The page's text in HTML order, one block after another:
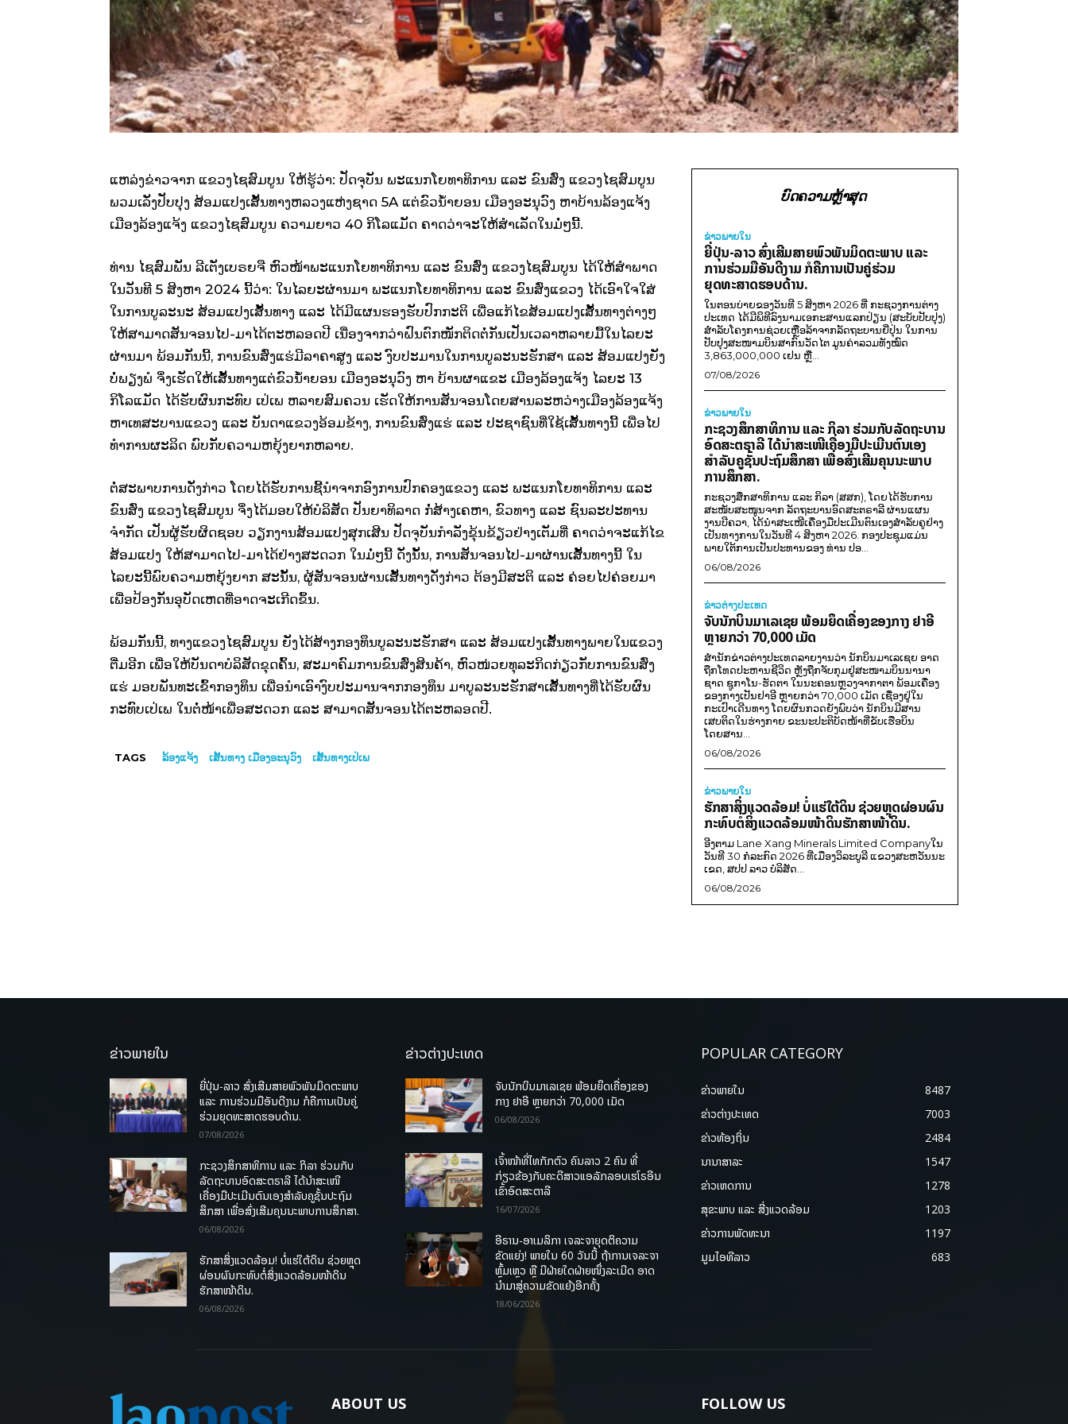
ແຫລ່ງຂ່າວຈາກ ແຂວງໄຊສົມບູນ ໃຫ້ຮູ້ວ່າ: ປັດຈຸບັນ ພະແນກໂຍທາທິການ ແລະ ຂົນສົ່ງ ແຂວງໄຊສົມບູນ
ພວມເລັ່ງປັບປຸງ ສ້ອມແປງເສັ້ນທາງຫລວງແຫ່ງຊາດ 5A ແຕ່ຂົວນໍ້າຍອນ ເມືອງອະນຸວົງ ຫາບ້ານລ້ອງແຈ້ງ
ເມືອງລ້ອງແຈ້ງ ແຂວງໄຊສົມບູນ ຄວາມຍາວ 40 ກິໂລແມັດ ຄາດວ່າຈະໃຫ້ສໍາເລັດໃນມໍ່ໆນີ້.
ທ່ານ ໄຊສົມພັນ ລີເຕັງເບຣຍຈື ຫົວໜ້າພະແນກໂຍທາທິການ ແລະ ຂົນສົ່ງ ແຂວງໄຊສົມບູນ ໄດ້ໃຫ້ສຳພາດ
ໃນວັນທີ 5 ສິງຫາ 2024 ນີ້ວ່າ: ໃນໄລຍະຜ່ານມາ ພະແນກໂຍທາທິການ ແລະ ຂົນສົ່ງແຂວງ ໄດ້ເອົາໃຈໃສ່
ໃນການບູລະນະ ສ້ອມແປງເສັ້ນທາງ ແລະ ໄດ້ມີແຜນຮອງຮັບປົກກະຕິ ເພື່ອແກ້ໄຂສ້ອມແປງເສັ້ນທາງຕ່າງໆ
ໃຫ້ສາມາດສັນຈອນໄປ-ມາໄດ້ຕະຫລອດປີ ເນື່ອງຈາກວ່າຝົນຕົກໜັກຕິດຕໍ່ກັນເປັນເວລາຫລາຍມື້ໃນໄລຍະ
ຜ່ານມາ ພ້ອມກັນນີ້, ການຂົນສົ່ງແຮ່ມີລາຄາສູງ ແລະ ງົບປະມານໃນການບູລະນະຮັກສາ ແລະ ສ້ອມແປງຍັງ
ບໍ່ພຽງພໍ ຈຶ່ງເຮັດໃຫ້ເສັ້ນທາງແຕ່ຂົວນໍ້າຍອນ ເມືອງອະນຸວົງ ຫາ ບ້ານຜາແຂະ ເມືອງລ້ອງແຈ້ງ ໄລຍະ 13
ກິໂລແມັດ ໄດ້ຮັບຜົນກະທົບ ເປ່ເພ ຫລາຍສົມຄວນ ເຮັດໃຫ້ການສັນຈອນໂດຍສານລະຫວ່າງເມືອງລ້ອງແຈ້ງ
ຫາເທສະບານແຂວງ ແລະ ບັນດາແຂວງອ້ອມຂ້າງ, ການຂົນສົ່ງແຮ່ ແລະ ປະຊາຊົນທີ່ໃຊ້ເສັ້ນທາງນີ້ ເພື່ອໄປ
ທຳການຜະລິດ ພົບກັບຄວາມຫຍຸ້ງຍາກຫລາຍ.
ຕໍ່ສະພາບການດັ່ງກ່າວ ໂດຍໄດ້ຮັບການຊີ້ນຳຈາກອົງການປົກຄອງແຂວງ ແລະ ພະແນກໂຍທາທິການ ແລະ
ຂົນສົ່ງ ແຂວງໄຊສົມບູນ ຈຶ່ງໄດ້ມອບໃຫ້ບໍລິສັດ ປັນຍາທິລາດ ກໍ່ສ້າງເຄຫາ, ຂົວທາງ ແລະ ຊົນລະປະທານ
ຈຳກັດ ເປັນຜູ້ຮັບຜິດຊອບ ວຽກງານສ້ອມແປງສຸກເສີນ ປັດຈຸບັນກຳລັງຂຸ້ນຂ້ຽວຢ່າງເຕັມທີ່ ຄາດວ່າຈະແກ້ໄຂ
ສ້ອມແປງ ໃຫ້ສາມາດໄປ-ມາໄດ້ຢ່າງສະດວກ ໃນມໍ່ໆນີ້ ດັ່ງນັ້ນ, ການສັນຈອນໄປ-ມາຜ່ານເສັ້ນທາງນີ້ ໃນ
ໄລຍະນີ້ພົບຄວາມຫຍຸ້ງຍາກ ສະນັ້ນ, ຜູ້ສັນຈອນຜ່ານເສັ້ນທາງດັ່ງກ່າວ ຕ້ອງມີສະຕິ ແລະ ຄ່ອຍໄປຄ່ອຍມາ
ເພື່ອປ້ອງກັນອຸບັດເຫດທີ່ອາດຈະເກີດຂຶ້ນ.
ພ້ອມກັນນີ້, ທາງແຂວງໄຊສົມບູນ ຍັງໄດ້ສ້າງກອງທຶນບູລະນະຮັກສາ ແລະ ສ້ອມແປງເສັ້ນທາງພາຍໃນແຂວງ
ຕື່ມອີກ ເພື່ອໃຫ້ບັນດາບໍລິສັດຂຸດຄົ້ນ, ສະມາຄົມການຂົນສົ່ງສິນຄ້າ, ຫົວໜ່ວຍທຸລະກິດກ່ຽວກັບການຂົນສົ່ງ
ແຮ່ ມອບພັນທະເຂົ້າກອງທຶນ ເພື່ອນໍາເອົາງົບປະມານຈາກກອງທຶນ ມາບູລະນະຮັກສາເສັ້ນທາງທີ່ໄດ້ຮັບຜົນ
ກະທົບເປ່ເພ ໃນຕໍ່ໜ້າເພື່ອສະດວກ ແລະ ສາມາດສັນຈອນໄດ້ຕະຫລອດປີ.
TAGS ລ້ອງແຈ້ງ ເສັ້ນທາງ ເມືອງອະນຸວົງ ເສັ້ນທາງເປ່ເພ
ບົດຄວາມຫຼ້າສຸດ
ຂ່າວພາຍ​ໃນ
ຍີ່ປຸ່ນ-ລາວ ສົ່ງເສີມສາຍພົວພັນມິດຕະພາບ ແລະ
ການຮ່ວມມືອັນດີງາມ ກໍຄືການເປັນຄູ່ຮ່ວມ
ຍຸດທະສາດຮອບດ້ານ.
ໃນຕອນບ່າຍຂອງວັນທີ 5 ສິງຫາ 2026 ທີ່ ກະຊວງການຕ່າງ
ປະເທດ ໄດ້ມີພິທີລົງນາມເອກະສານແລກປ່ຽນ (ສະບັບປັບປຸງ)
ສໍາລັບໂຄງການຊ່ວຍເຫຼືອລ້າຈາກລັດຖະບານຍີ່ປຸ່ນ ໃນການ
ປັບປຸງສະໜາມບິນສາກົນວັດໄຕ ມູນຄ່າລວມທັງໝົດ
3,863,000,000 ເຢນ ຫຼື...
07/08/2026
ຂ່າວພາຍ​ໃນ
ກະຊວງສຶກສາທິການ ແລະ ກິລາ ຮ່ວມກັບລັດຖະບານ
ອົດສະຕຣາລີ ໄດ້ນຳສະເໜີເຄື່ອງມືປະເມີນຕົນເອງ
ສຳລັບຄູຊັ້ນປະຖົມສຶກສາ ເພື່ອສົ່ງເສີມຄຸນນະພາບ
ການສຶກສາ.
ກະຊວງສຶກສາທິການ ແລະ ກິລາ (ສສກ), ໂດຍໄດ້ຮັບການ
ສະໜັບສະໜູນຈາກ ລັດຖະບານອົດສະຕຣາລີ ຜ່ານແຜນ
ງານບີຄວາ, ໄດ້ນຳສະເໜີເຄື່ອງມືປະເມີນຕົນເອງສຳລັບຄູຢ່າງ
ເປັນທາງການໃນວັນທີ 4 ສິງຫາ 2026. ກອງປະຊຸມແມ່ນ
ພາຍໃຕ້ການເປັນປະທານຂອງ ທ່ານ ປອ...
06/08/2026
ຂ່າວຕ່າງປະເທດ
ຈັບນັກບິນມາເລເຊຍ ພ້ອມຍຶດເຄື່ອງຂອງກາງ ຢາອີ
ຫຼາຍກວ່າ 70,000 ເມັດ
ສຳນັກຂ່າວຕ່າງປະເທດລາຍງານວ່າ ນັກບິນມາເລເຊຍ ອາດ
ຖືກໂທດປະຫານຊີວິດ ຫຼັງຖືກຈັບກຸມຢູ່ສະໜາມບິນນານາ
ຊາດ ຊູກາໂນ-ຮັດຕາ ໃນນະຄອນຫຼວງຈາກາຕາ ພ້ອມເຄື່ອງ
ຂອງກາງເປັນຢາອີ ຫຼາຍກວ່າ 70,000 ເມັດ ເຊື່ອງຢູ່ໃນ
ກະເປົາເດີນທາງ ໂດຍຜົນກວດຍັງພົບວ່າ ນັກບິນມີສານ
ເສບຕິດໃນຮ່າງກາຍ ຂະນະປະຕິບັດໜ້າທີ່ຂັບເຮືອບິນ
ໂດຍສານ...
06/08/2026
ຂ່າວພາຍ​ໃນ
ຮັກສາສິ່ງແວດລ້ອມ! ບໍ່ແຮ່ໃຕ້ດິນ ຊ່ວຍຫຼຸດຜ່ອນຜົນ
ກະທົບຕໍ່ສິ່ງແວດລ້ອມໜ້າດິນຮັກສາໜ້າດິນ.
ອີງຕາມ Lane Xang Minerals Limited Companyໃນ
ວັນທີ 30 ກໍລະກົດ 2026 ທີ່ເມືອງວິລະບູລີ ແຂວງສະຫວັນນະ
ເຂດ, ສປປ ລາວ ບໍລິສັດ...
06/08/2026
ຂ່າວພາຍໃນ
ຍີ່ປຸ່ນ-ລາວ ສົ່ງເສີມສາຍພົວພັນມິດຕະພາບ
ແລະ ການຮ່ວມມືອັນດີງາມ ກໍຄືການເປັນຄູ່
ຮ່ວມຍຸດທະສາດຮອບດ້ານ.
07/08/2026
ກະຊວງສຶກສາທິການ ແລະ ກິລາ ຮ່ວມກັບ
ລັດຖະບານອົດສະຕຣາລີ ໄດ້ນຳສະເໜີ
ເຄື່ອງມືປະເມີນຕົນເອງສຳລັບຄູຊັ້ນປະຖົມ
ສຶກສາ ເພື່ອສົ່ງເສີມຄຸນນະພາບການສຶກສາ.
06/08/2026
ຮັກສາສິ່ງແວດລ້ອມ! ບໍ່ແຮ່ໃຕ້ດິນ ຊ່ວຍຫຼຸດ
ຜ່ອນຜົນກະທົບຕໍ່ສິ່ງແວດລ້ອມໜ້າດິນ
ຮັກສາໜ້າດິນ.
06/08/2026
ຂ່າວຕ່າງປະເທດ
ຈັບນັກບິນມາເລເຊຍ ພ້ອມຍຶດເຄື່ອງຂອງ
ກາງ ຢາອີ ຫຼາຍກວ່າ 70,000 ເມັດ
06/08/2026
ເຈົ້າໜ້າທີ່ໄທກັກຕົວ ຄົນລາວ 2 ຄົນ ທີ່
ກ່ຽວຂ້ອງກັບຄະດີສາວແອລັກລອບເຮໂຣອີນ
ເຂົ້າອົດສະຕາລີ
16/07/2026
ອີຣານ-ອາເມລິກາ ເຈລະຈາຍຸດຕິຄວາມ
ຂັດແຍ່ງ! ພາຍໃນ 60 ວັນນີ້ ຖ້າການເຈລະຈາ
ຫຼົ້ມເຫຼວ ຫຼື ມີຝ່າຍໃດຝ່າຍໜຶ່ງລະເມີດ ອາດ
ນໍາມາສູ່ຄວາມຂັດແຍ້ງອີກຄັ້ງ
18/06/2026
POPULAR CATEGORY
ຂ່າວພາຍ​ໃນ
8487
ຂ່າວຕ່າງປະເທດ
7003
ຂ່າວທ້ອງຖິ່ນ
2484
ນານາສາລະ
1547
ຂ່າວເຫດການ
1278
ສຸຂະພາບ ແລະ ສີ່ງແວດລ້ອມ
1203
ຂ່າວການພັດທະນາ
1197
ມູມໄອທີລາວ
683
ABOUT US FOLLOW US